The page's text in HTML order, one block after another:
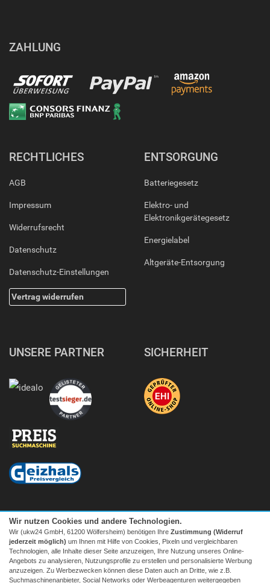
ZAHLUNG
RECHTLICHES
AGB
Impressum
Widerrufsrecht
Datenschutz
Datenschutz-Einstellungen
Vertrag widerrufen
ENTSORGUNG
Batteriegesetz
Elektro- und
Elektronikgerätegesetz
Energielabel
Altgeräte-Entsorgung
UNSERE PARTNER SICHERHEIT
Wir nutzen Cookies und andere Technologien.
Wir (ukw24 GmbH, 61200 Wölfersheim) benötigen Ihre Zustimmung (Widerruf
jederzeit möglich) um Ihnen mit Hilfe von Cookies, Pixeln und vergleichbaren
Technologien, alle Inhalte dieser Seite anzuzeigen, Ihre Nutzung unseres Online-
Angebots zu analysieren, Nutzungsprofile zu erstellen und personalisierte Werbung
anzuzeigen. Zu Werbezwecken können diese Daten auch an Dritte, wie z.B.
Suchmaschinenanbieter, Social Networks oder Werbeagenturen weitergegeben